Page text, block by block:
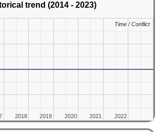
trend (2014 - 2023)
2018
2018 2019
2019 2020
2020 2021
2021 2022
2022
Time / Conflict
Time / Conflict